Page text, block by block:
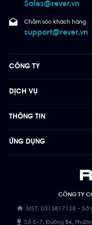
Sales@rever.vn
Chăm sóc khách hàng
support@rever.vn
CÔNG TY
MST: 0313817128 - Sở
Số 5-7, Đường B4,
CÔNG TY
DỊCH VỤ
THÔNG TIN
ỨNG DỤNG